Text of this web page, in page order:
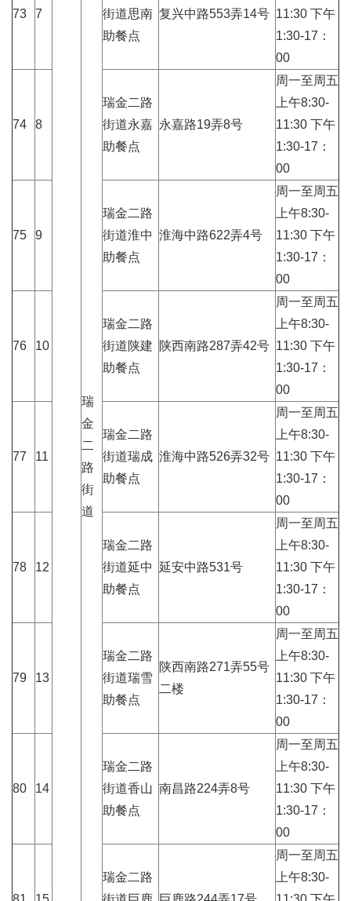
瑞
金
二
路
街
道
73 7
街道思南
助餐点
复兴中路553弄14号 11:30 下午
1:30-17：
00
74 8
瑞金二路
街道永嘉
助餐点
永嘉路19弄8号
周一至周五
上午8:30-
11:30 下午
1:30-17：
00
75 9
瑞金二路
街道淮中
助餐点
淮海中路622弄4号
周一至周五
上午8:30-
11:30 下午
1:30-17：
00
76 10
瑞金二路
街道陕建
助餐点
陕西南路287弄42号
周一至周五
上午8:30-
11:30 下午
1:30-17：
00
77 11
瑞金二路
街道瑞成
助餐点
淮海中路526弄32号
周一至周五
上午8:30-
11:30 下午
1:30-17：
00
78 12
瑞金二路
街道延中
助餐点
延安中路531号
周一至周五
上午8:30-
11:30 下午
1:30-17：
00
79 13
瑞金二路
街道瑞雪
助餐点
陕西南路271弄55号
二楼
周一至周五
上午8:30-
11:30 下午
1:30-17：
00
80 14
瑞金二路
街道香山
助餐点
南昌路224弄8号
周一至周五
上午8:30-
11:30 下午
1:30-17：
00
瑞金二路
周一至周五
上午8:30-